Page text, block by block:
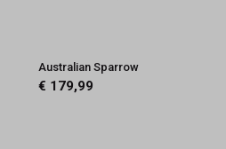
Australian Sparrow
€ 179,99